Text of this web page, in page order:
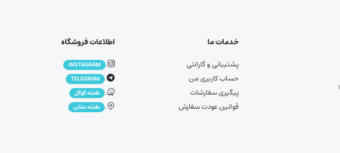
خدمات ما
پشتیبانی و گارانتی
حساب کاربری من
پیگیری سفارشات
قوانین عودت سفارش
اطلاعات فروشگاه
.
INSTAGRAM
.
TELEGRAM
. نقشه گوگل
. نقشه نشان